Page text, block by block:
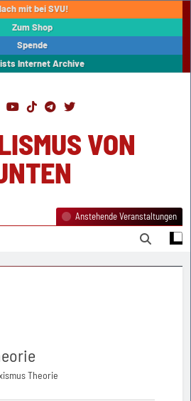
mit bei SVU!
Zum Shop
Spende
Internet Archive
VON
Anstehende Veranstaltungen
Theorie